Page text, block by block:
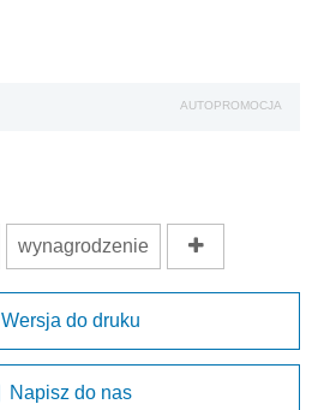
AUTOPROMOCJA
wynagrodzenie
Wersja do druku
Napisz do nas